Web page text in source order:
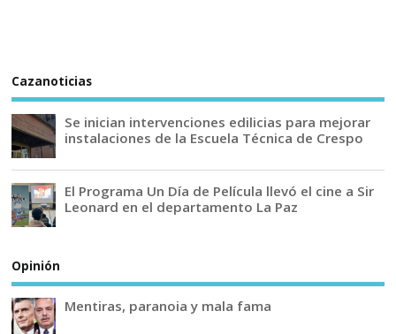
Cazanoticias
Se inician intervenciones edilicias para mejorar
instalaciones de la Escuela Técnica de Crespo
El Programa Un Día de Película llevó el cine a Sir
Leonard en el departamento La Paz
Opinión
Mentiras, paranoia y mala fama